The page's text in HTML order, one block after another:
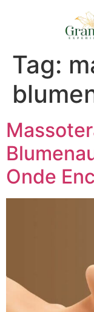
Tag:
Onde